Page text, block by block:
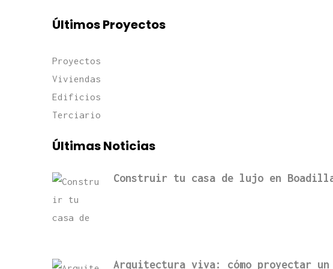
Últimos Proyectos
Proyectos
Viviendas
Edificios
Terciario
Últimas Noticias
Construir tu casa de lujo en
Arquitectura viva: cómo proyectar